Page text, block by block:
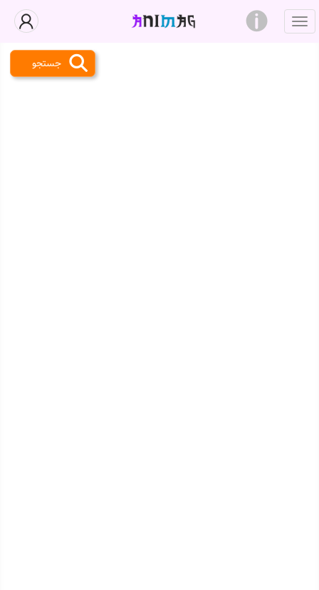
جستجو